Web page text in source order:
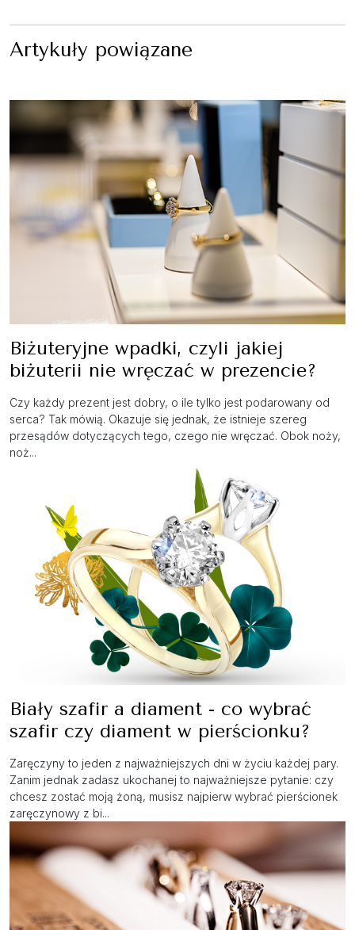
Artykuły powiązane
Biżuteryjne wpadki, czyli jakiej
biżuterii nie wręczać w prezencie?
Czy każdy prezent jest dobry, o ile tylko jest podarowany od
serca? Tak mówią. Okazuje się jednak, że istnieje szereg
przesądów dotyczących tego, czego nie wręczać. Obok noży,
noż...
Biały szafir a diament - co wybrać
szafir czy diament w pierścionku?
Zaręczyny to jeden z najważniejszych dni w życiu każdej pary.
Zanim jednak zadasz ukochanej to najważniejsze pytanie: czy
chcesz zostać moją żoną, musisz najpierw wybrać pierścionek
zaręczynowy z bi...